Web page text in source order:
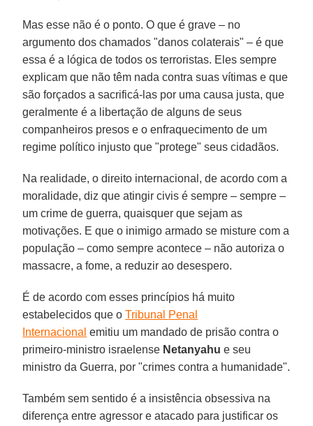
Mas esse não é o ponto. O que é grave – no
argumento dos chamados "danos colaterais" – é que
essa é a lógica de todos os terroristas. Eles sempre
explicam que não têm nada contra suas vítimas e que
são forçados a sacrificá-las por uma causa justa, que
geralmente é a libertação de alguns de seus
companheiros presos e o enfraquecimento de um
regime político injusto que "protege" seus cidadãos.
Na realidade, o direito internacional, de acordo com a
moralidade, diz que atingir civis é sempre – sempre –
um crime de guerra, quaisquer que sejam as
motivações. E que o inimigo armado se misture com a
população – como sempre acontece – não autoriza o
massacre, a fome, a reduzir ao desespero.
É de acordo com esses princípios há muito
estabelecidos que oTribunal Penal
Internacional emitiu um mandado de prisão contra o
primeiro-ministro israelense Netanyahu e seu
ministro da Guerra, por "crimes contra a humanidade".
Também sem sentido é a insistência obsessiva na
diferença entre agressor e atacado para justificar os